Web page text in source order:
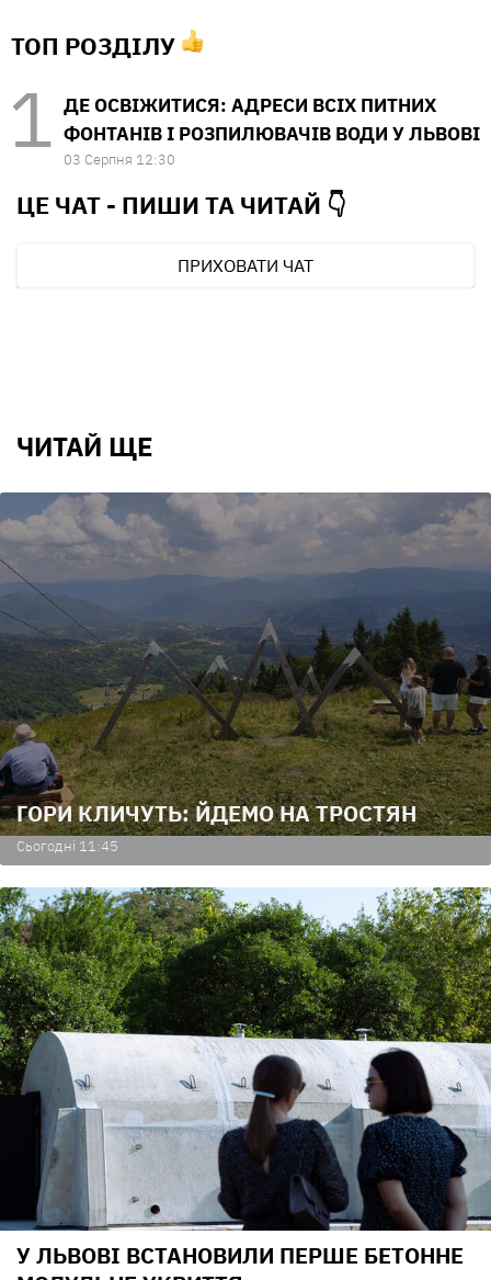
ТОП РОЗДІЛУ
ДЕ ОСВІЖИТИСЯ: АДРЕСИ ВСІХ ПИТНИХ
ФОНТАНІВ І РОЗПИЛЮВАЧІВ ВОДИ У ЛЬВОВІ
03 Серпня 12:30
ЦЕ ЧАТ - ПИШИ ТА ЧИТАЙ 👇
ПРИХОВАТИ ЧАТ
ЧИТАЙ ЩЕ
ГОРИ КЛИЧУТЬ: ЙДЕМО НА ТРОСТЯН
Сьогодні 11:45
У ЛЬВОВІ ВСТАНОВИЛИ ПЕРШЕ БЕТОННЕ